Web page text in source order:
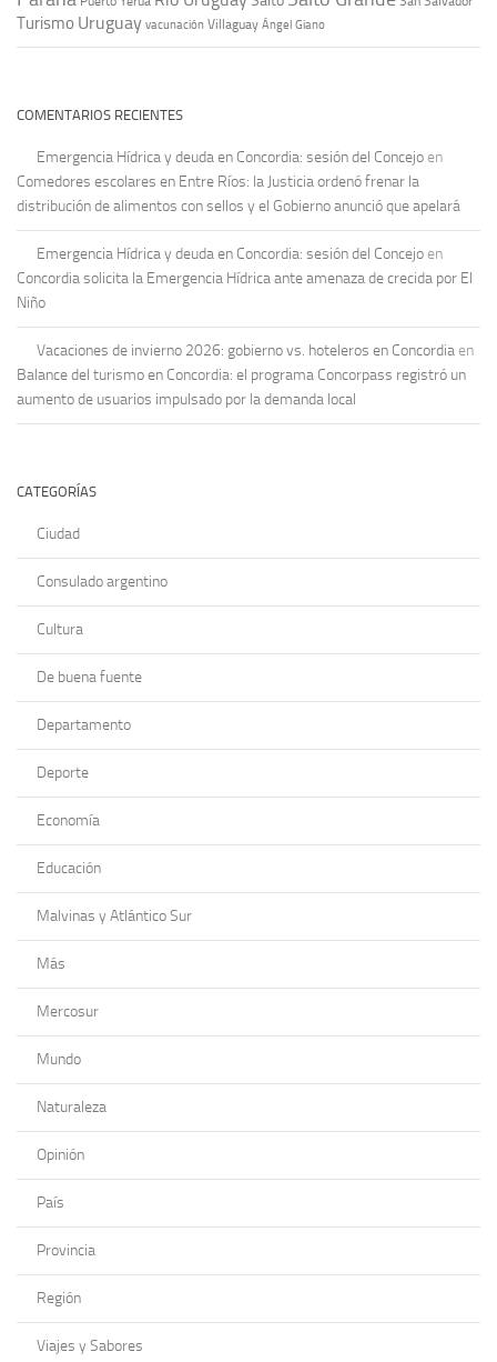
Turismo Uruguay vacunación Villaguay Ángel Giano
COMENTARIOS RECIENTES
Emergencia Hídrica y deuda en Concordia: sesión del Concejo en
Comedores escolares en Entre Ríos: la Justicia ordenó frenar la
distribución de alimentos con sellos y el Gobierno anunció que apelará
Emergencia Hídrica y deuda en Concordia: sesión del Concejo en
Concordia solicita la Emergencia Hídrica ante amenaza de crecida por El
Niño
Vacaciones de invierno 2026: gobierno vs. hoteleros en Concordia en
Balance del turismo en Concordia: el programa Concorpass registró un
aumento de usuarios impulsado por la demanda local
CATEGORÍAS
Ciudad
Consulado argentino
Cultura
De buena fuente
Departamento
Deporte
Economía
Educación
Malvinas y Atlántico Sur
Más
Mercosur
Mundo
Naturaleza
Opinión
País
Provincia
Región
Viajes y Sabores